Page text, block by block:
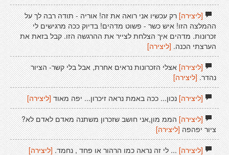
[ליצירה]רק עכשיו אני רואה את זה! אוריה - תודה רבה לך על
ההמלצה הזו! איש כשר - פשוט מדהים! בדיוק ככה מרגישים לי
זכרונות. מדהים איך הצלחת לצייר את ההרגשה הזו. קבל בזאת את
הערצתי הכנה. [ליצירה]
[ליצירה]אצלי הזכרונות נראים אחרת, אבל בלי קשר- הציור
נהדר. [ליצירה]
[ליצירה]נכון... ככה באמת נראה זיכרון... יפה מאוד [ליצירה]
[ליצירה]הממ מון,אני חושב שזכרון משתנה מאדם לאדם לא?
ציור יפהפה [ליצירה]
[ליצירה]... לי זה נראה כמו הרהור או פחד , נחמד. [ליצירה]